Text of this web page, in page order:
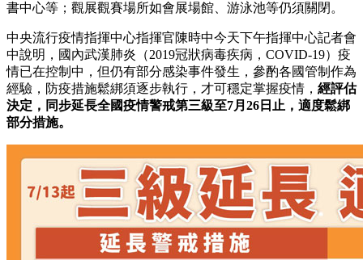
書中心等；觀展觀賽場所如會展場館、游泳池等仍須關閉。
中央流行疫情指揮中心指揮官陳時中今天下午指揮中心記者會
中說明，國內武漢肺炎（2019冠狀病毒疾病，COVID-19）疫
情已在控制中，但仍有部分感染事件發生，參酌各國管制作為
經驗，防疫措施鬆綁須逐步執行，才可穩定掌握疫情， 經評估
決定，同步延長全國疫情警戒第三級至7月26日止，適度鬆綁
部分措施。